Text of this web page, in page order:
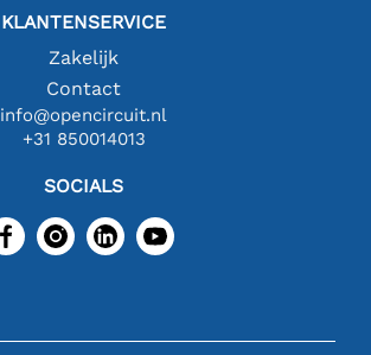
KLANTENSERVICE
Zakelijk
Contact
info@opencircuit.nl
+31 850014013
SOCIALS